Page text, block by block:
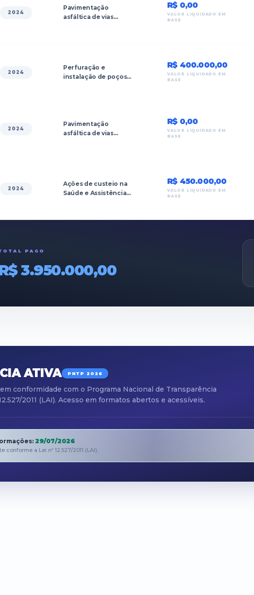
2024
Pavimentação
asfáltica de vias
R$ 0,00
VALOR LIQUIDADO EM
BASE
2024
Perfuração e
instalação de poços
R$ 400.000,00
VALOR LIQUIDADO EM
BASE
2024
Pavimentação
asfáltica de vias
R$ 0,00
VALOR LIQUIDADO EM
BASE
2024
Ações de custeio na
Saúde e Assistência
R$ 450.000,00
VALOR LIQUIDADO EM
BASE
PAGO
3.950.000,00
ATIVA PNTP 2026
conformidade com o Programa Nacional de Transparência
2011 (LAI). Acesso em formatos abertos e acessíveis.
: 29/07/2026
a Lei nº 12.527/2011 (LAI).